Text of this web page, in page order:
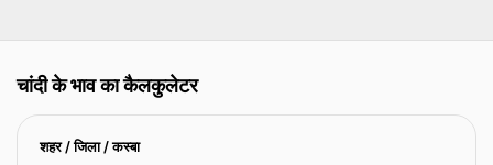
चांदी के भाव का कैलकुलेटर
शहर / जिला / कस्बा